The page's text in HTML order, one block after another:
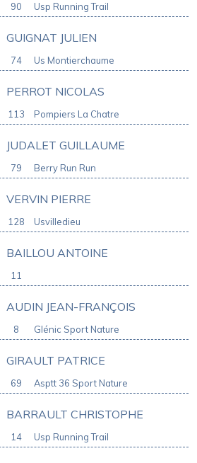
90 Usp Running Trail
74
GUIGNAT JULIEN
Us Montierchaume
113
PERROT NICOLAS
Pompiers La Chatre
79
JUDALET GUILLAUME
Berry Run Run
128
VERVIN PIERRE
Usvilledieu
11
BAILLOU ANTOINE
8
AUDIN JEAN-FRANÇOIS
Glénic Sport Nature
69
GIRAULT PATRICE
Asptt 36 Sport Nature
14
BARRAULT CHRISTOPHE
Usp Running Trail